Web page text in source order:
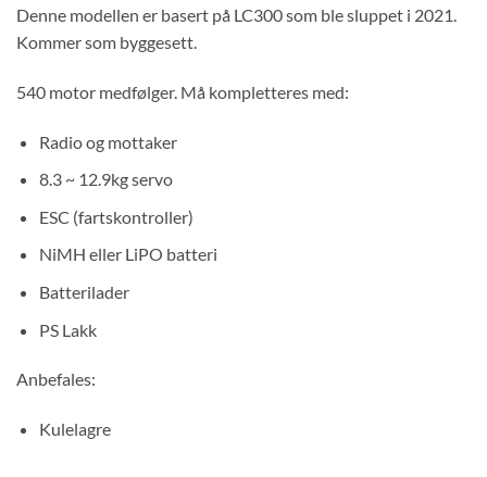
Denne modellen er basert på LC300 som ble sluppet i 2021.
Kommer som byggesett.
540 motor medfølger. Må kompletteres med:
Radio og mottaker
8.3 ~ 12.9kg servo
ESC (fartskontroller)
NiMH eller LiPO batteri
Batterilader
PS Lakk
Anbefales:
Kulelagre